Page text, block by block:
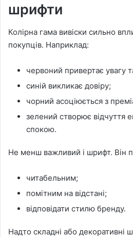
шрифти
Колірна гама вивіски сильно
покупців. Наприклад:
червоний привертає увагу
синій викликає довіру;
чорний асоціюється з
зелений створює відчуття
спокою.
Не менш важливий і шрифт. Він
читабельним;
помітним на відстані;
відповідати стилю бренду.
Надто складні або декоративні